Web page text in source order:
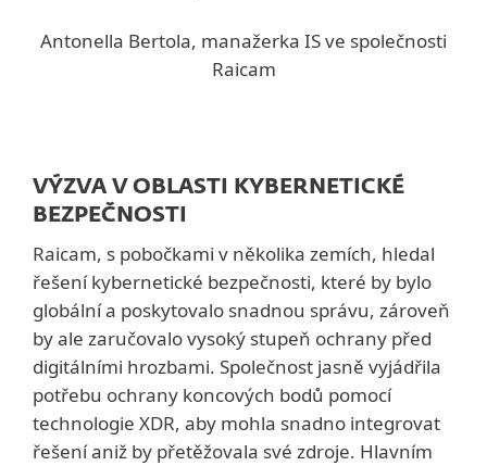
Antonella Bertola, manažerka IS ve společnosti
Raicam
VÝZVA V OBLASTI KYBERNETICKÉ
BEZPEČNOSTI
Raicam, s pobočkami v několika zemích, hledal
řešení kybernetické bezpečnosti, které by bylo
globální a poskytovalo snadnou správu, zároveň
by ale zaručovalo vysoký stupeň ochrany před
digitálními hrozbami. Společnost jasně vyjádřila
potřebu ochrany koncových bodů pomocí
technologie XDR, aby mohla snadno integrovat
řešení aniž by přetěžovala své zdroje. Hlavním